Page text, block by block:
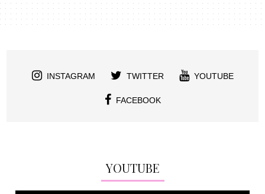
INSTAGRAM TWITTER YOUTUBE
FACEBOOK
YOUTUBE